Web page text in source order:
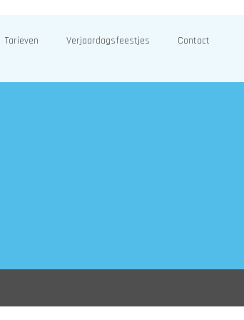
Tarieven Verjaardagsfeestjes Contact